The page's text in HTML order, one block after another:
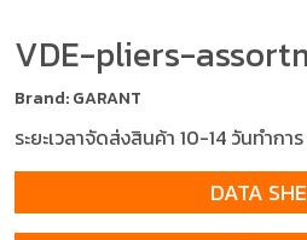
VDE-pliers-
Brand: GARANT
ระยะเวลาจัดส่งสินค้า 10-14 วันทำการ
DATA